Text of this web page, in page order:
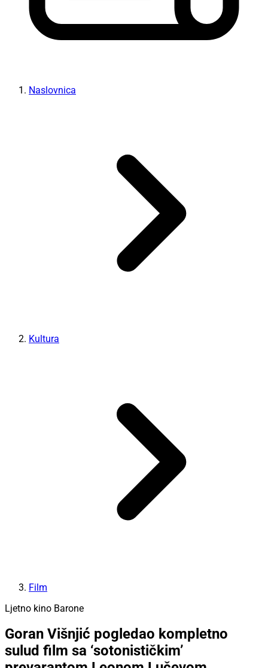
Naslovnica
Kultura
Film
Ljetno kino Barone
Goran Višnjić pogledao kompletno
sulud film sa ‘sotonističkim’